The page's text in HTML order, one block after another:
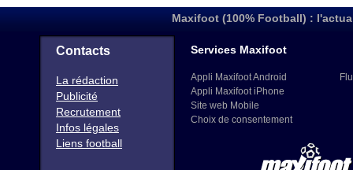
Maxifoot (100% Football) :
Contacts
La rédaction
Publicité
Recrutement
Infos légales
Liens football
Services Maxifoot
Appli Maxifoot Android
Appli Maxifoot iPhone
Site web Mobile
Choix de consentement